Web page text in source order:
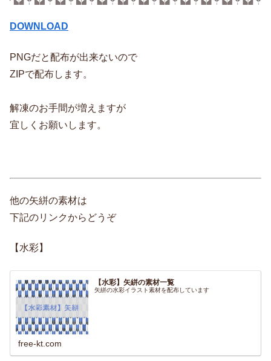
DOWNLOAD
PNGだと配布が出来ないので
ZIPで配布します。
解凍のお手間が増えますが
宜しくお願いします。
他の矢絣の素材は
下記のリンクからどうぞ
【水彩】
【水彩】矢絣の素材一覧
矢絣の水彩イラスト素材を配布しています
free-kt.com